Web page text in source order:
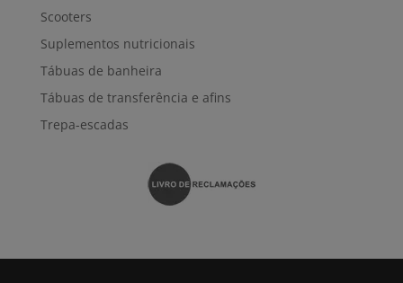
Scooters
Suplementos nutricionais
Tábuas de banheira
Tábuas de transferência e afins
Trepa-escadas